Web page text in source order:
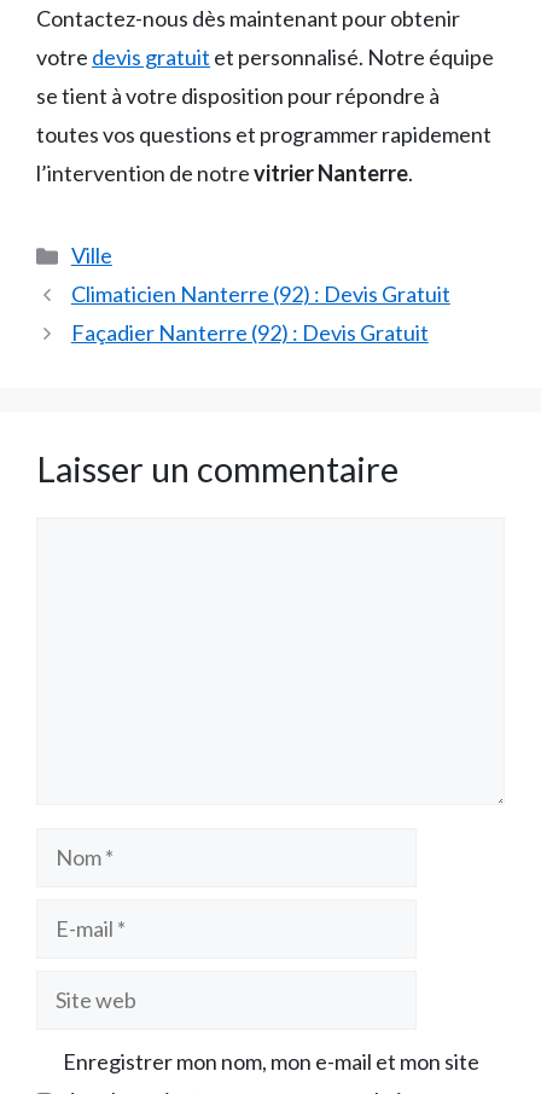
Contactez-nous dès maintenant pour obtenir
votre devis gratuit et personnalisé. Notre équipe
se tient à votre disposition pour répondre à
toutes vos questions et programmer rapidement
l’intervention de notrevitrier Nanterre.
Catégories
Ville
Climaticien Nanterre (92) : Devis Gratuit
Façadier Nanterre (92) : Devis Gratuit
Laisser un commentaire
Nom
Site
Enregistrer mon nom, mon e-mail et mon site